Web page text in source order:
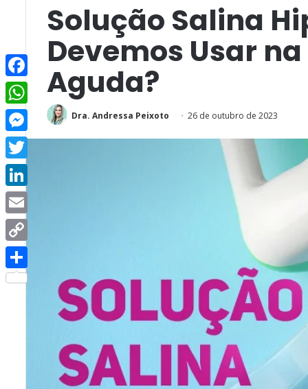
Solução Salina
Devemos Usar
Aguda?
Dra. Andressa Peixoto 26 de outubro de 2023
Facebook
WhatsApp
Messenger
Twitter
LinkedIn
Email
Copy
Link
Share